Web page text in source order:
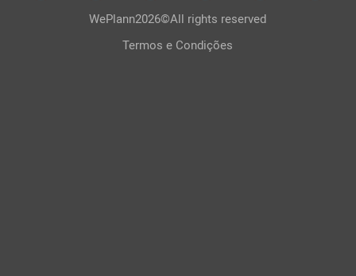
WePlann2026©All rights reserved
Termos e Condições